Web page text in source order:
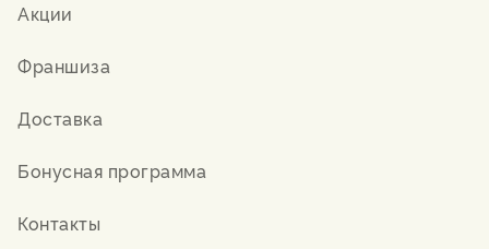
Акции
Франшиза
Доставка
Бонусная программа
Контакты